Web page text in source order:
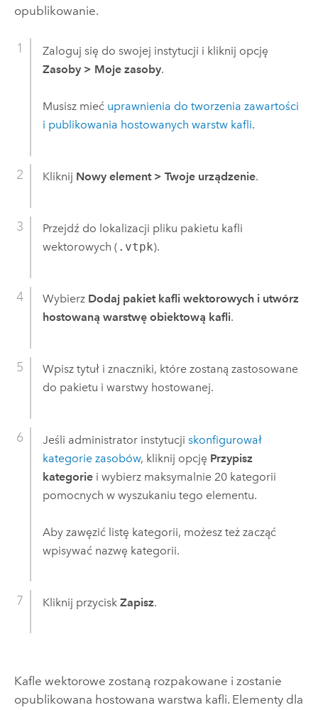
opublikowanie.
Zaloguj się do swojej instytucji i kliknij opcję
Zasoby > Moje zasoby.
Musisz mieć uprawnienia do tworzenia zawartości
i publikowania hostowanych warstw kafli.
Kliknij Nowy element > Twoje urządzenie.
Przejdź do lokalizacji pliku pakietu kafli
wektorowych ( .vtpk).
Wybierz Dodaj pakiet kafli wektorowych i utwórz
hostowaną warstwę obiektową kafli.
Wpisz tytuł i znaczniki, które zostaną zastosowane
do pakietu i warstwy hostowanej.
Jeśli administrator instytucji skonfigurował
kategorie zasobów, kliknij opcję Przypisz
kategoriei wybierz maksymalnie 20 kategorii
pomocnych w wyszukaniu tego elementu.
Aby zawęzić listę kategorii, możesz też zacząć
wpisywać nazwę kategorii.
Kliknij przycisk Zapisz.
Kafle wektorowe zostaną rozpakowane i zostanie
opublikowana hostowana warstwa kafli. Elementy dla